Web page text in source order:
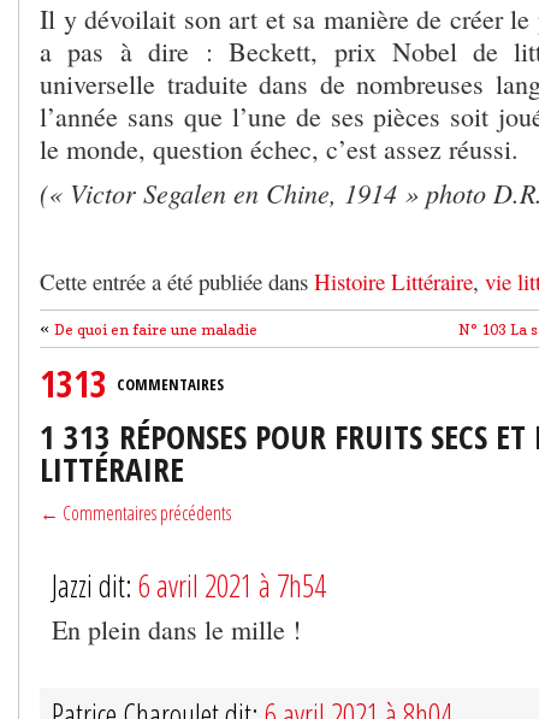
Il y dévoilait son art et sa manière de créer
a pas à dire : Beckett, prix Nobel de
universelle traduite dans de nombreuses
l’année sans que l’une de ses pièces soit
le monde, question échec, c’est assez réussi.
(« Victor Segalen en Chine, 1914 » photo
Cette entrée a été publiée dans Histoire Littéraire, vie
N° 103 La
« De quoi en faire une maladie
1313 COMMENTAIRES
1 313 RÉPONSES POUR FRUITS SECS ET
LITTÉRAIRE
← Commentaires précédents
Jazzi dit: 6 avril 2021 à 7h54
En plein dans le mille !